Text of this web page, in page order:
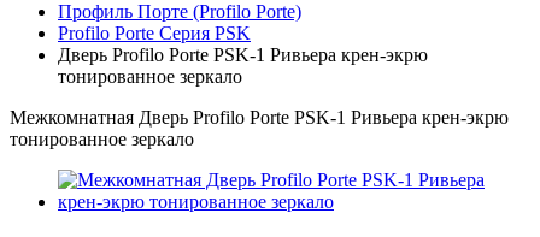
Профиль Порте (Profilo Porte)
Profilo Porte Серия PSK
Дверь Profilo Porte PSK-1 Ривьера крен-экрю
тонированное зеркало
Межкомнатная Дверь Profilo Porte PSK-1 Ривьера крен-экрю
тонированное зеркало